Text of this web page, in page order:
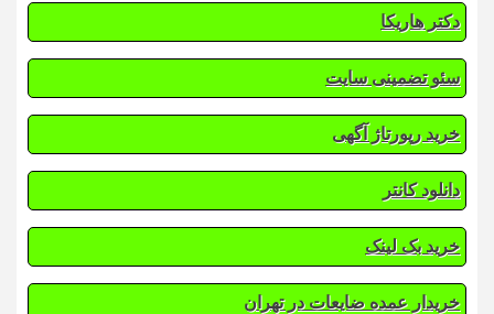
دکتر هاریکا
سئو تضمینی سایت
خرید رپورتاژ آگهی
دانلود کانتر
خرید بک لینک
خریدار عمده ضایعات در تهران